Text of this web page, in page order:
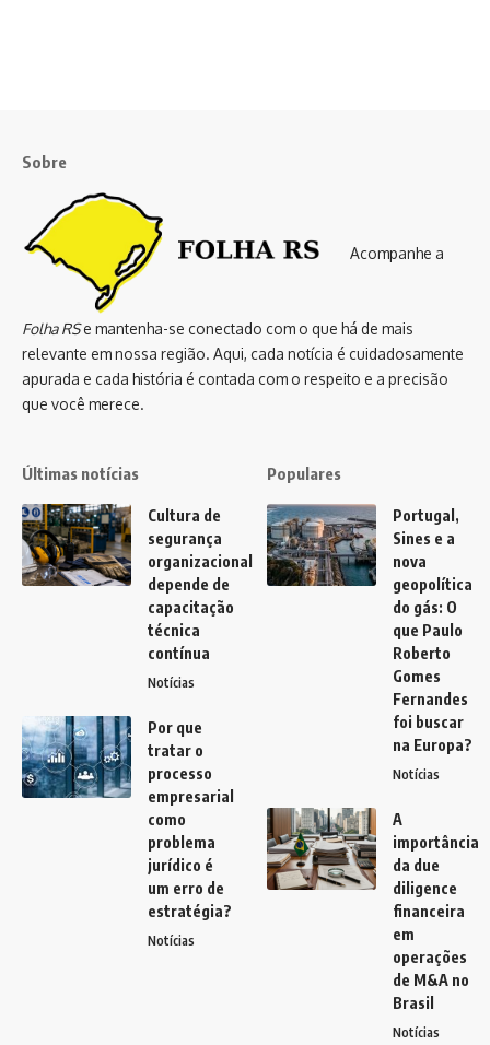
Sobre
Acompanhe a
Folha RSe mantenha-se conectado com o que há de mais
relevante em nossa região. Aqui, cada notícia é cuidadosamente
apurada e cada história é contada com o respeito e a precisão
que você merece.
Últimas notícias
Cultura de
segurança
organizacional
depende de
capacitação
técnica
contínua
Notícias
Por que
tratar o
processo
empresarial
como
problema
jurídico é
um erro de
estratégia?
Notícias
Populares
Portugal,
Sines e a
nova
geopolítica
do gás: O
que Paulo
Roberto
Gomes
Fernandes
foi buscar
na Europa?
Notícias
A
importância
da due
diligence
financeira
em
operações
de M&A no
Brasil
Notícias